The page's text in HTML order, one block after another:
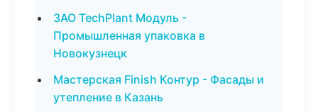
ЗАО TechPlant Модуль -
Промышленная упаковка в
Новокузнецк
Мастерская Finish Контур - Фасады и
утепление в Казань